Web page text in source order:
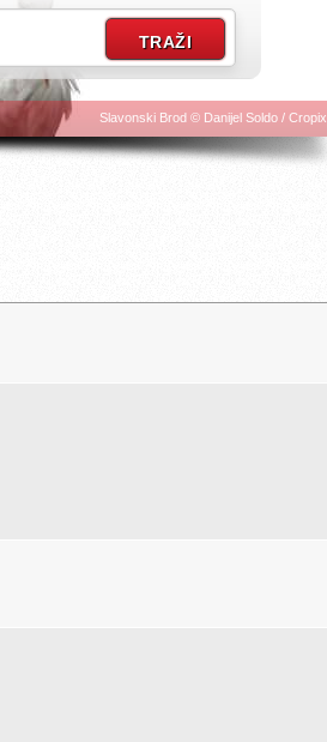
Slavonski Brod © Danijel Soldo / Cropix